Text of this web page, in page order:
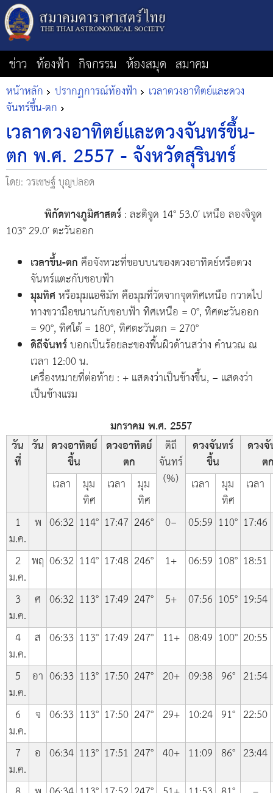
ข่าว ท้องฟ้า กิจกรรม ห้องสมุด สมาคม
หน้าหลัก ปรากฏการณ์ท้องฟ้า เวลาดวงอาทิตย์และดวง
จันทร์ขึ้น-ตก
เวลาดวงอาทิตย์และดวงจันทร์ขึ้น-
ตก พ.ศ. 2557 - จังหวัดสุรินทร์
โดย: วรเชษฐ์ บุญปลอด
พิกัดทางภูมิศาสตร์: ละติจูด 14° 53.0′ เหนือ ลองจิจูด
103° 29.0′ ตะวันออก
เวลาขึ้น-ตกคือจังหวะที่ขอบบนของดวงอาทิตย์หรือดวง
จันทร์แตะกับขอบฟ้า
มุมทิศหรือมุมแอซิมัท คือมุมที่วัดจากจุดทิศเหนือ กวาดไป
ทางขวามือขนานกับขอบฟ้า ทิศเหนือ = 0°, ทิศตะวันออก
= 90°, ทิศใต้ = 180°, ทิศตะวันตก = 270°
ดิถีจันทร์บอกเป็นร้อยละของพื้นผิวด้านสว่าง คำนวณ ณ
เวลา 12:00 น.
เครื่องหมายที่ต่อท้าย : + แสดงว่าเป็นข้างขึ้น, − แสดงว่า
เป็นข้างแรม
มกราคม พ.ศ. 2557
วัน
ที่
วัน ดวงอาทิตย์
ขึ้น
ดวงอาทิตย์
ตก
ดิถี
จันทร์
(%)
ดวงจันทร์
ขึ้น
ดวง
ต
เวลา
มุม
ทิศ
เวลา มุม
ทิศ
เวลา มุม
ทิศ
เวลา
1
ม.ค.
พ 06:32 114° 17:47 246° 0− 05:59 110° 17:46
2
ม.ค.
พฤ 06:32 114° 17:48 246° 1+ 06:59 108° 18:51
3
ม.ค.
ศ 06:32 113° 17:49 247° 5+ 07:56 105° 19:54
4
ม.ค.
ส 06:33 113° 17:49 247° 11+ 08:49 100° 20:55
5
ม.ค.
อา 06:33 113° 17:50 247° 20+ 09:38 96° 21:54
6
ม.ค.
จ 06:33 113° 17:50 247° 29+ 10:24 91° 22:50
7
ม.ค.
อ 06:34 113° 17:51 247° 40+ 11:09 86° 23:44